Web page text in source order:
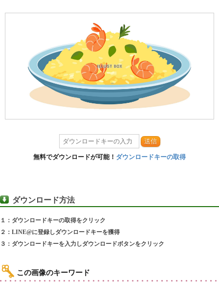
送信
無料でダウンロードが可能！ ダウンロードキーの取得
ダウンロード方法
１：ダウンロードキーの取得をクリック
２：LINE@に登録しダウンロードキーを獲得
３：ダウンロードキーを入力しダウンロードボタンをクリック
この画像のキーワード